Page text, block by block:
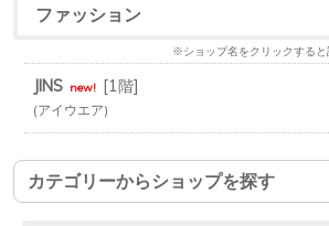
ファッション
※ショップ名をクリックすると
JINS new! [1階]
アイウエア
カテゴリーからショップを探す